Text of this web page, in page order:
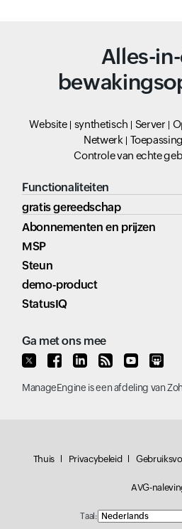
Alles-
Website synthetisch Server
Netwerk
Controle van echte
Functionaliteiten
gratis gereedschap
Abonnementen en prijzen
MSP
Steun
demo-product
StatusIQ
Ga met ons mee
ManageEngine is een afdeling van
Thuis Privacybeleid
AVG-
Taal: